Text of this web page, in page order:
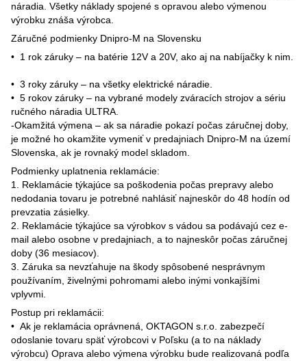
náradia. Všetky náklady spojené s opravou alebo výmenou
výrobku znáša výrobca.
Záručné podmienky Dnipro-M na Slovensku
•⁠ ⁠1 rok záruky – na batérie 12V a 20V, ako aj na nabíjačky k nim.
•⁠ ⁠3 roky záruky – na všetky elektrické náradie.
•⁠ ⁠5 rokov záruky – na vybrané modely zváracích strojov a sériu
ručného náradia ULTRA.
-Okamžitá výmena – ak sa náradie pokazí počas záručnej doby,
je možné ho okamžite vymeniť v predajniach Dnipro-M na území
Slovenska, ak je rovnaký model skladom.
Podmienky uplatnenia reklamácie:
1.⁠ ⁠Reklamácie týkajúce sa poškodenia počas prepravy alebo
nedodania tovaru je potrebné nahlásiť najneskôr do 48 hodín od
prevzatia zásielky.
2.⁠ ⁠Reklamácie týkajúce sa výrobkov s vádou sa podávajú cez e-
mail alebo osobne v predajniach, a to najneskôr počas záručnej
doby (36 mesiacov).
3.⁠ ⁠Záruka sa nevzťahuje na škody spôsobené nesprávnym
používaním, živelnými pohromami alebo inými vonkajšími
vplyvmi.
Postup pri reklamácii:
•⁠ ⁠Ak je reklamácia oprávnená, OKTAGON s.r.o. zabezpečí
odoslanie tovaru späť výrobcovi v Poľsku (a to na náklady
výrobcu) Oprava alebo výmena výrobku bude realizovaná podľa